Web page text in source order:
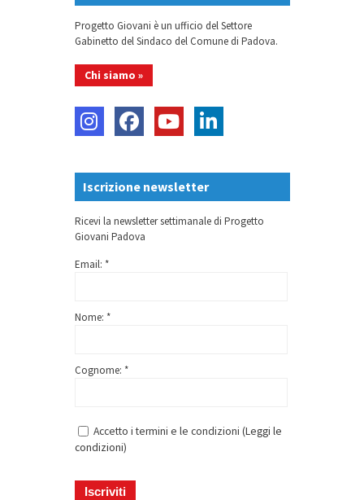
Progetto Giovani è un ufficio del Settore
Gabinetto del Sindaco del Comune di Padova.
Chi siamo »
Iscrizione newsletter
Ricevi la newsletter settimanale di Progetto
Giovani Padova
Email: *
Nome: *
Cognome: *
Accetto i termini e le condizioni (Leggi le
condizioni)